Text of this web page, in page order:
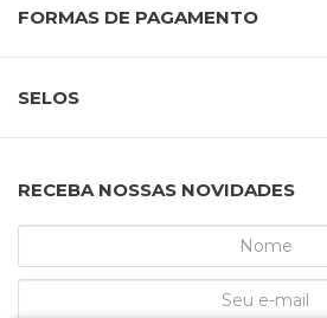
FORMAS DE PAGAMENTO
SELOS
RECEBA NOSSAS NOVIDADES